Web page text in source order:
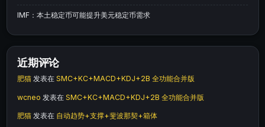
IMF：本土稳定币可能提升美元稳定币需求
近期评论
肥猫 发表在 SMC+KC+MACD+KDJ+2B 全功能合并版
wcneo 发表在 SMC+KC+MACD+KDJ+2B 全功能合并版
肥猫 发表在 自动趋势+支撑+斐波那契+箱体